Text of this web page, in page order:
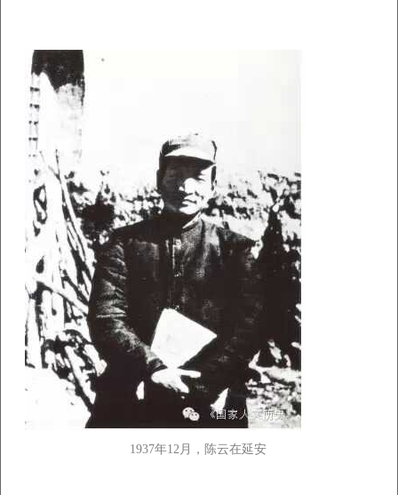
1937年12月，陈云在延安